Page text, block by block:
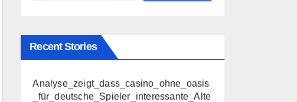
Recent Stories
Analyse_zeigt_dass_casino_ohne_oasis
_für_deutsche_Spieler_interessante_Alte